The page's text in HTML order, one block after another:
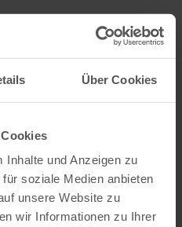
Über Cookies
Inhalte und Anzeigen zu
soziale Medien anbieten
unsere Website zu
wir Informationen zu Ihrer
INTERACTIEVE KAART
Mijn
Filter openen